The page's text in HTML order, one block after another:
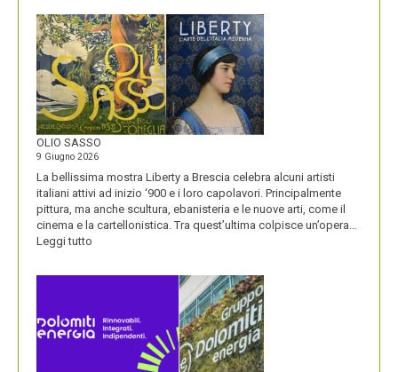
BLACKBERRY,
LA
STORIA
E
LA
VISIONE
ALL’ORIGINE
DI
NOME
OLIO SASSO
9 Giugno 2026
La bellissima mostra Liberty a Brescia celebra alcuni artisti
italiani attivi ad inizio ‘900 e i loro capolavori. Principalmente
pittura, ma anche scultura, ebanisteria e le nuove arti, come il
cinema e la cartellonistica. Tra quest’ultima colpisce un’opera…
Leggi tutto